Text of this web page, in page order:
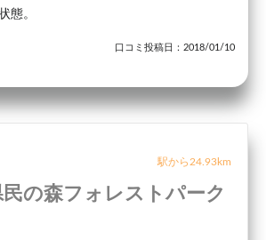
態。
口コミ投稿日：2018/01/10
駅から24.93km
の森フォレストパーク